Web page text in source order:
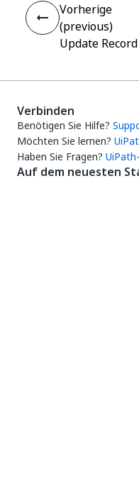
Vorherige
(previous)
Update Record
Verbinden
Benötigen Sie Hilfe?
Möchten Sie lernen?
Haben Sie Fragen?
Auf dem neuesten